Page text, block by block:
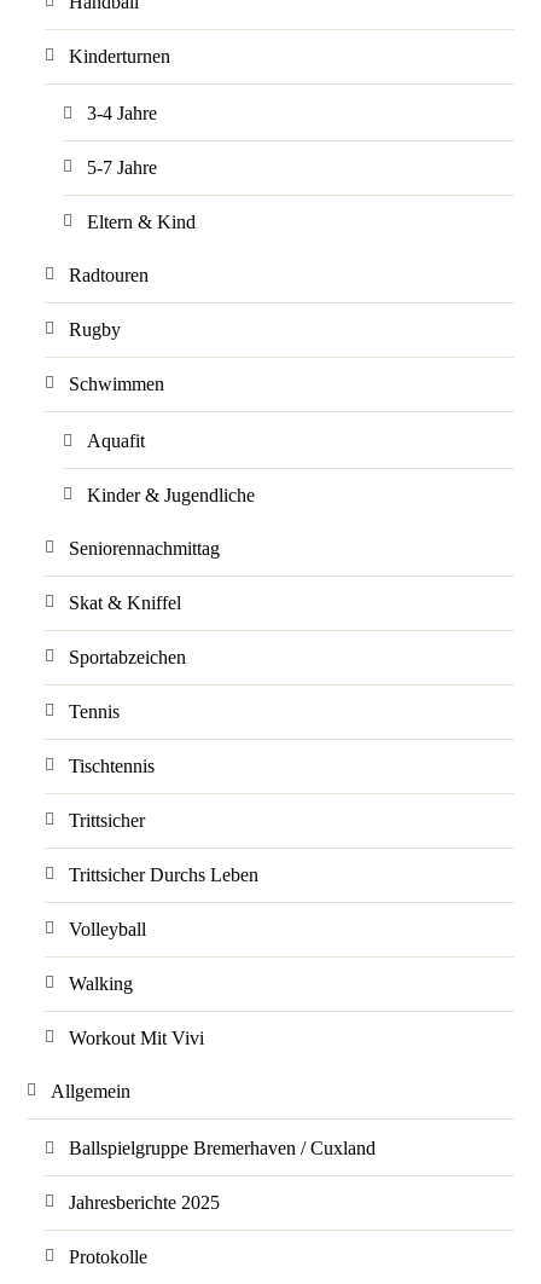
Kinderturnen
3-4 Jahre
5-7 Jahre
Eltern & Kind
Radtouren
Rugby
Schwimmen
Aquafit
Kinder & Jugendliche
Seniorennachmittag
Skat & Kniffel
Sportabzeichen
Tennis
Tischtennis
Trittsicher
Trittsicher Durchs Leben
Volleyball
Walking
Workout Mit Vivi
Allgemein
Ballspielgruppe Bremerhaven / Cuxland
Jahresberichte 2025
Protokolle